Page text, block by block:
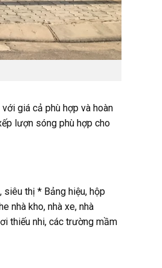
giá cả phù hợp và hoàn
lượn sóng phù hợp cho
siêu thị * Bảng hiệu, hộp
nhà kho, nhà xe, nhà
thiếu nhi, các trường mầm